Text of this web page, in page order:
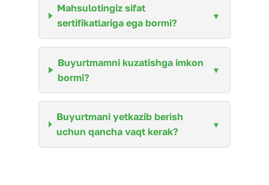
Mahsulotingiz sifat
sertifikatlariga ega bormi?
Buyurtmamni kuzatishga imkon
bormi?
Buyurtmani yetkazib berish
uchun qancha vaqt kerak?